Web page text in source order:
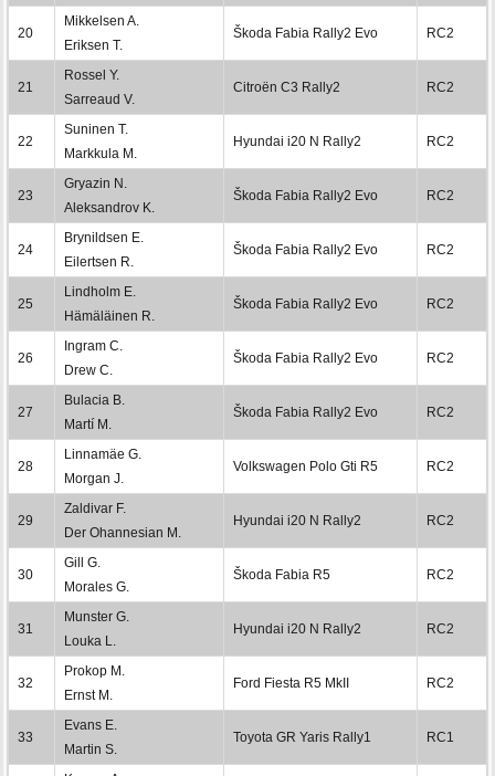
20
Mikkelsen A.
Eriksen T.
Škoda Fabia Rally2 Evo RC2
21
Rossel Y.
Sarreaud V.
Citroën C3 Rally2 RC2
22
Suninen T.
Markkula M.
Hyundai i20 N Rally2 RC2
23
Gryazin N.
Aleksandrov K.
Škoda Fabia Rally2 Evo RC2
24
Brynildsen E.
Eilertsen R.
Škoda Fabia Rally2 Evo RC2
25
Lindholm E.
Hämäläinen R.
Škoda Fabia Rally2 Evo RC2
26
Ingram C.
Drew C.
Škoda Fabia Rally2 Evo RC2
27
Bulacia B.
Martí M.
Škoda Fabia Rally2 Evo RC2
28
Linnamäe G.
Morgan J.
Volkswagen Polo Gti R5 RC2
29
Zaldivar F.
Der Ohannesian M.
Hyundai i20 N Rally2 RC2
30
Gill G.
Morales G.
Škoda Fabia R5 RC2
31
Munster G.
Louka L.
Hyundai i20 N Rally2 RC2
32
Prokop M.
Ernst M.
Ford Fiesta R5 MkII RC2
33
Evans E.
Martin S.
Toyota GR Yaris Rally1 RC1